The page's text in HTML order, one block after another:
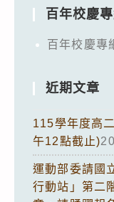
百年校慶
百年校慶專
近期文章
115學年度高
午12點截止)
運動部委請國
行動站」第二